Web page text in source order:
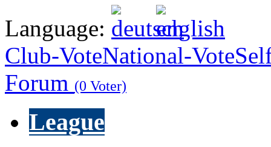
Language:
Club-VoteNational-Vote
Forum (0 Voter)
League